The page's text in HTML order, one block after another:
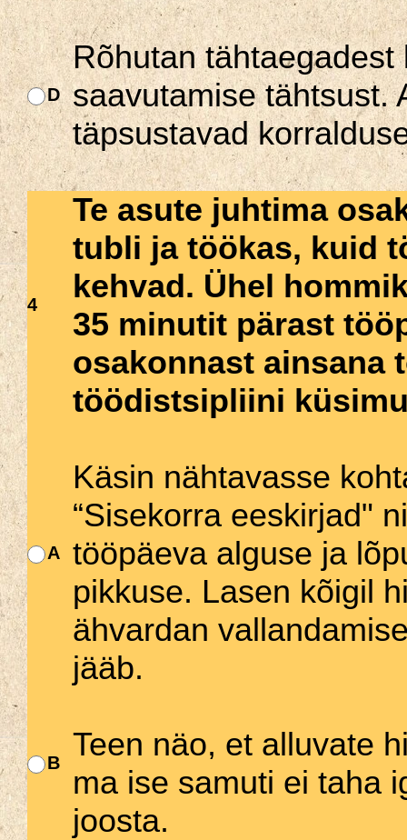
D
Rõhutan
saavutamise tähtsust.
täpsustavad
4
Te asute juhtima
tubli ja töökas, kuid
kehvad. Ühel
35 minutit pärast
osakonnast ainsana
töödistsipliini
A
Käsin nähtavasse
“Sisekorra eeskirjad"
tööpäeva alguse ja
pikkuse. Lasen kõigil
ähvardan
jääb.
B
Teen näo, et alluvate
ma ise samuti ei taha
joosta.